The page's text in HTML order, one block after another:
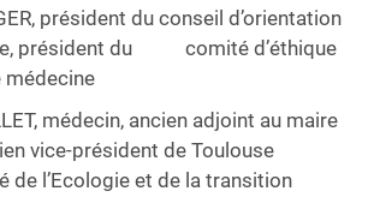
président du conseil d’orientation
président du comité d’éthique
médecine
médecin, ancien adjoint au maire
vice-président de Toulouse
de l’Ecologie et de la transition